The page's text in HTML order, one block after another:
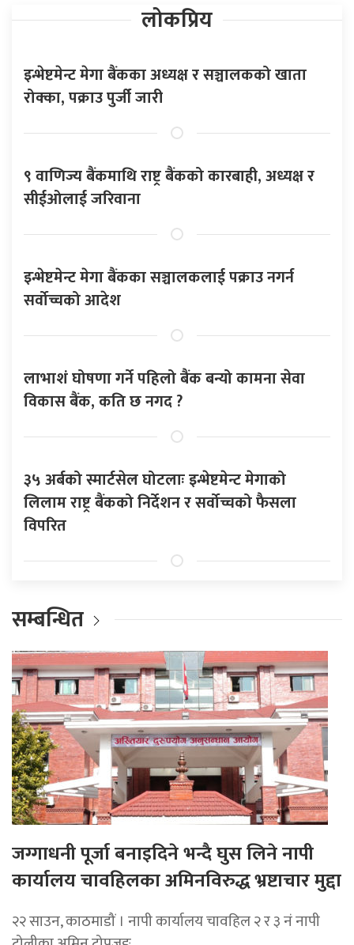
लोकप्रिय
इन्भेष्टमेन्ट मेगा बैंकका अध्यक्ष र सञ्चालकको खाता
रोक्का, पक्राउ पुर्जी जारी
९ वाणिज्य बैंकमाथि राष्ट्र बैंकको कारबाही, अध्यक्ष र
सीईओलाई जरिवाना
इन्भेष्टमेन्ट मेगा बैंकका सञ्चालकलाई पक्राउ नगर्न
सर्वोच्चको आदेश
लाभाशं घोषणा गर्ने पहिलो बैंक बन्यो कामना सेवा
विकास बैंक, कति छ नगद ?
३५ अर्बको स्मार्टसेल घोटलाः इन्भेष्टमेन्ट मेगाको
लिलाम राष्ट्र बैंकको निर्देशन र सर्वोच्चको फैसला
विपरित
सम्बन्धित
जग्गाधनी पूर्जा बनाइदिने भन्दै घुस लिने नापी
कार्यालय चावहिलका अमिनविरुद्ध भ्रष्टाचार मुद्दा
२२ साउन, काठमाडौं । नापी कार्यालय चावहिल २ र ३ नं नापी